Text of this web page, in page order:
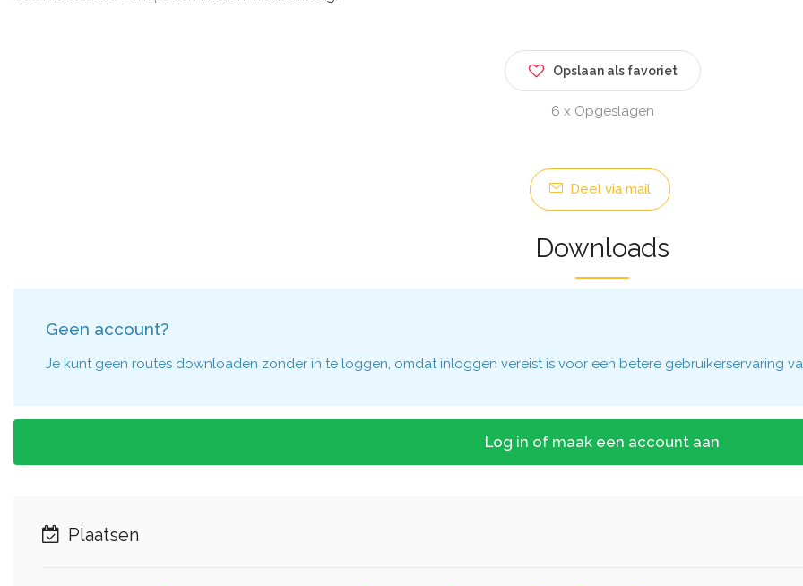
Opslaan als favoriet
6 x Opgeslagen
Deel via mail
Downloads
Geen account?
Je kunt geen routes downloaden zonder in te loggen, omdat inloggen vereist is voor een betere gebruikerservaring
Log in of maak een account aan
Plaatsen